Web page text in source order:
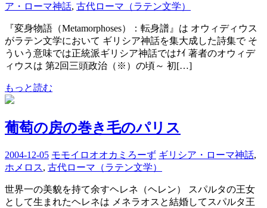
ア・ローマ神話, 古代ローマ（ラテン文学）
『変身物語（Metamorphoses）：転身譜』は オウィディウス
がラテン文学において ギリシア神話を集大成した詩集で そ
ういう意味では正統派ギリシア神話ではﾅｲ 著者のオウィデ
ィウスは 第2回三頭政治（※）の頃～ 初[…]
もっと読む
葡萄の房の巻き毛のパリス
2004-12-05 モモイロオオカミろーず ギリシア・ローマ神話,
ホメロス, 古代ローマ（ラテン文学）
世界一の美貌を持て余すヘレネ（ヘレン） スパルタの王女
として生まれたヘレネは メネラオスと結婚してスパルタ王